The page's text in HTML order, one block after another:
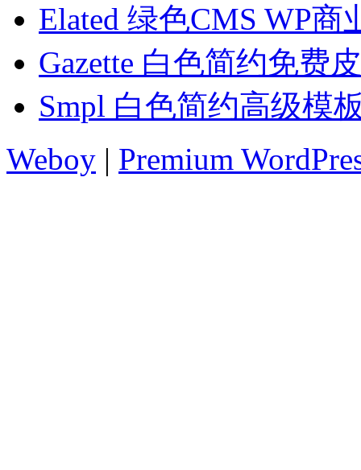
Elated 绿色CMS WP商
Gazette 白色简约免费
Smpl 白色简约高级模
Weboy | Premium